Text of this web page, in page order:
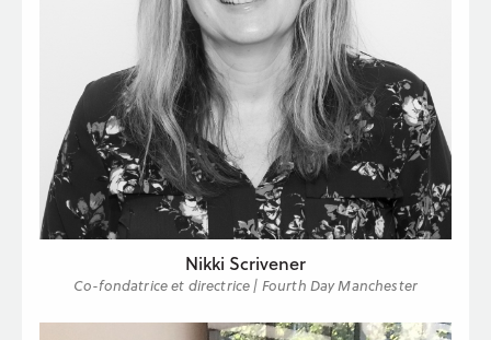
Nikki Scrivener
Co-fondatrice et directrice | Fourth Day Manchester